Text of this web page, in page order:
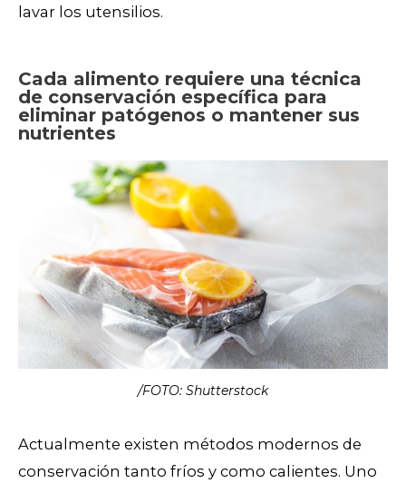
lavar los utensilios.
Cada alimento requiere una técnica
de conservación específica para
eliminar patógenos o mantener sus
nutrientes
/FOTO: Shutterstock
Actualmente existen métodos modernos de
conservación tanto fríos y como calientes. Uno